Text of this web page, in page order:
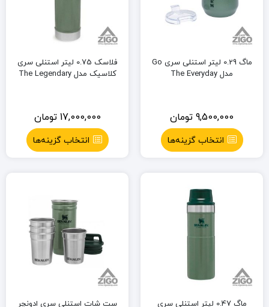
ماگ 0.29 لیتر استنلی سری Go
مدل The Everyday
9,500,000 تومان
انتخاب گزینه‌ها
فلاسک 0.75 لیتر استنلی سری
کلاسیک مدل The Legendary
17,000,000 تومان
انتخاب گزینه‌ها
ماگ 0.47 لیتر استنلی سری
ست شات استنلی سری ادونچر